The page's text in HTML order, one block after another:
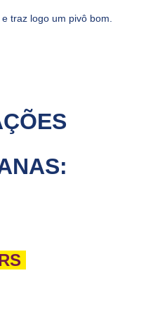
traz logo um pivô bom.